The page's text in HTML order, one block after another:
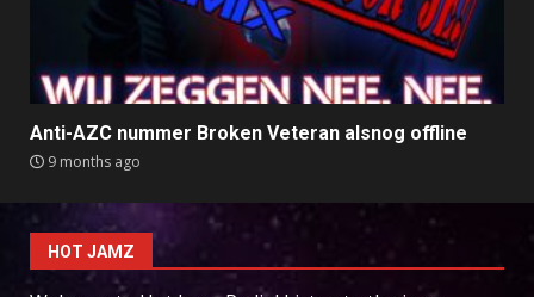
Anti-AZC nummer Broken Veteran alsnog offline
9 months ago
HOT JAMZ